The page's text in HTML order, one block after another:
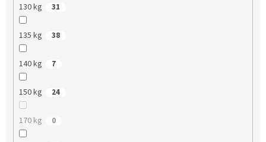
130 kg 31
135 kg 38
140 kg 7
150 kg 24
170 kg 0